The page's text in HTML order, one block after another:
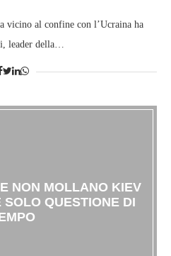
vicino al confine con l’Ucraina ha
leader della…
NON MOLLANO KIEV
SOLO QUESTIONE DI